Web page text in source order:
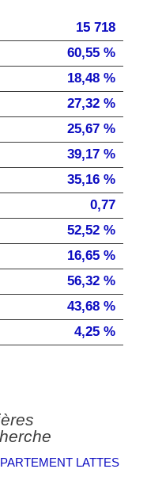
15 718
60,55 %
18,48 %
27,32 %
25,67 %
39,17 %
35,16 %
0,77
52,52 %
16,65 %
56,32 %
43,68 %
4,25 %
LATTES